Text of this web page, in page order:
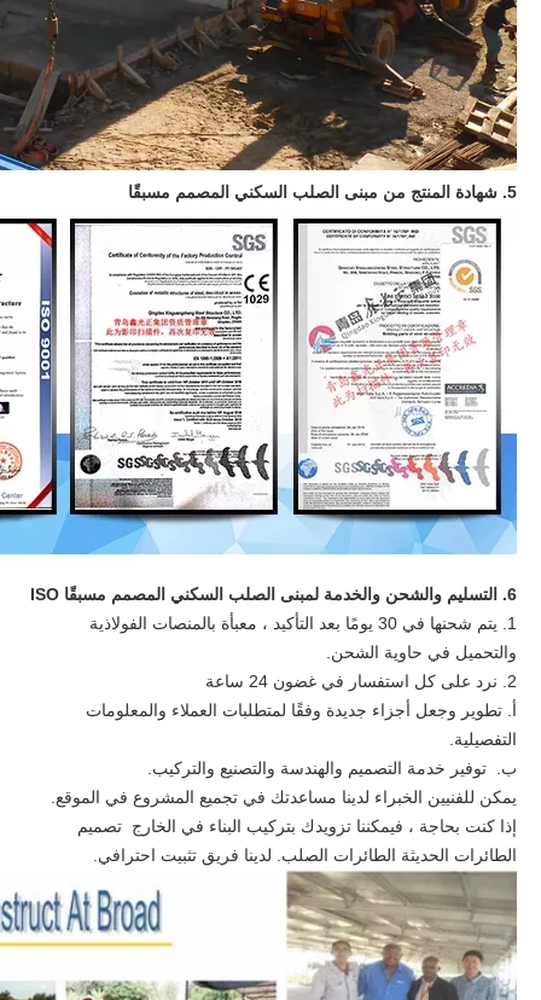
5. شهادة المنتج من مبنى الصلب السكني المصمم مسبقًا
6. التسليم والشحن والخدمة لمبنى الصلب السكني المصمم مسبقًا ISO
1. يتم شحنها في 30 يومًا بعد التأكيد ، معبأة بالمنصات الفولاذية
والتحميل في حاوية الشحن.
2. نرد على كل استفسار في غضون 24 ساعة
أ. تطوير وجعل أجزاء جديدة وفقًا لمتطلبات العملاء والمعلومات
التفصيلية.
ب. توفير خدمة التصميم والهندسة والتصنيع والتركيب.
يمكن للفنيين الخبراء لدينا مساعدتك في تجميع المشروع في الموقع.
إذا كنت بحاجة ، فيمكننا تزويدك بتركيب البناء في الخارج تصميم
الطائرات الحديثة الطائرات الصلب. لدينا فريق تثبيت احترافي.